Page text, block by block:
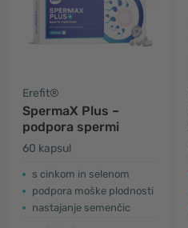
Erefit®
SpermaX Plus –
podpora spermi
60 kapsul
s cinkom in selenom
podpora moške plodnosti
nastajanje semenčic